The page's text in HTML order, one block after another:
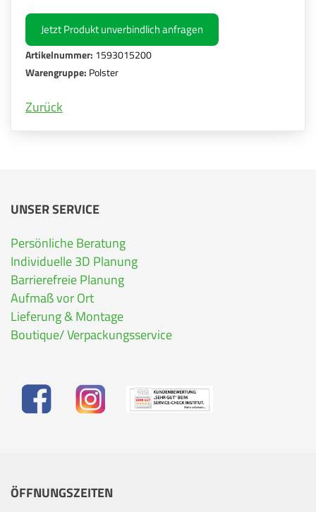
Jetzt Produkt unverbindlich anfragen
Artikelnummer: 1593015200
Warengruppe: Polster
Zurück
UNSER SERVICE
Persönliche Beratung
Individuelle 3D Planung
Barrierefreie Planung
Aufmaß vor Ort
Lieferung & Montage
Boutique/ Verpackungsservice
ÖFFNUNGSZEITEN